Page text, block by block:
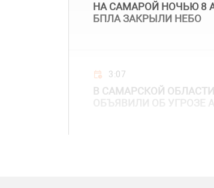
НА САМАРОЙ НОЧЬЮ 8
БПЛА ЗАКРЫЛИ НЕБО
3:07
В САМАРСКОЙ
ОБЪЯВИЛИ ОБ УГРОЗЕ